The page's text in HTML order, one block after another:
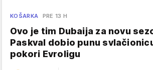
KOŠARKA PRE 13 H
Ovo je tim Dubaija za novu
Paskval dobio punu
pokori Evroligu